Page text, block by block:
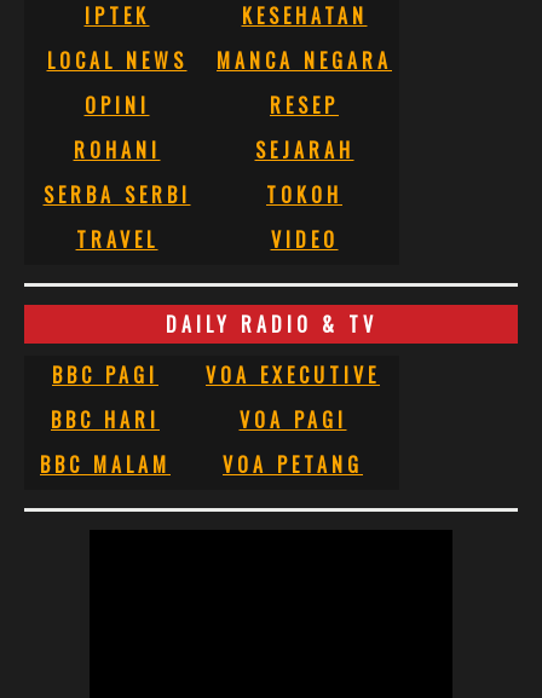
IPTEK
KESEHATAN
LOCAL NEWS
MANCA NEGARA
OPINI
RESEP
ROHANI
SEJARAH
SERBA SERBI
TOKOH
TRAVEL
VIDEO
DAILY RADIO & TV
BBC PAGI
VOA EXECUTIVE
BBC HARI
VOA PAGI
BBC MALAM
VOA PETANG